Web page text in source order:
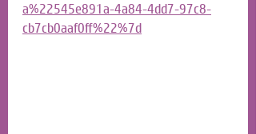
a%22545e891a-4a84-4dd7-97c8-
cb7cb0aaf0ff%22%7d